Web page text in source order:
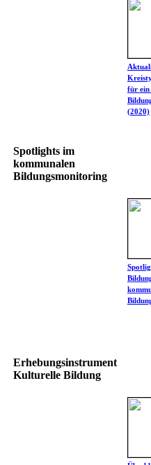
für ein
(2020)
Spotlights im
kommunalen
Bildungsmonitoring
Erhebungsinstrument
Kulturelle Bildung